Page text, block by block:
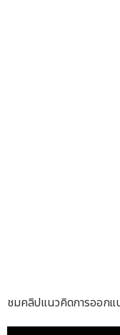
ชมคลิปแนวคิดการออกแ